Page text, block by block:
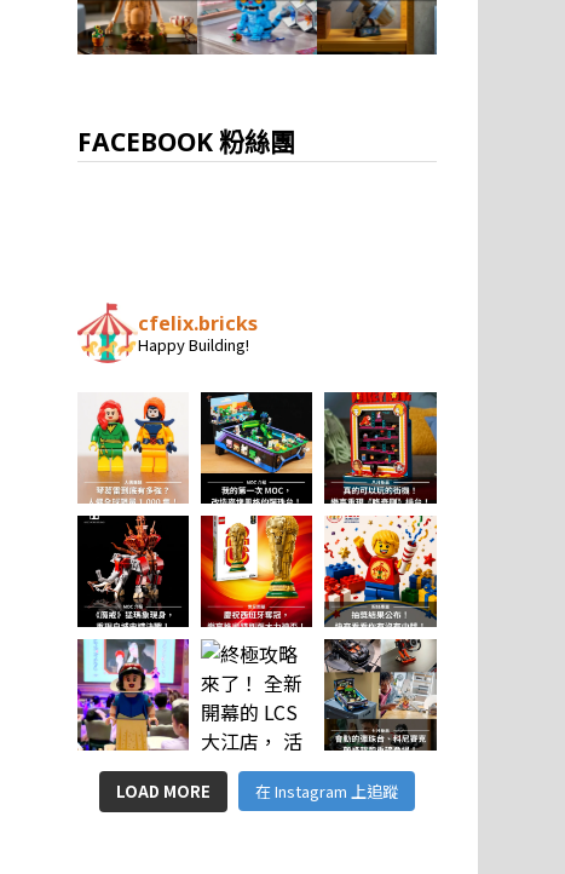
FACEBOOK 粉絲團
cfelix.bricks
Happy Building!
LOAD MORE 在 Instagram 上追蹤